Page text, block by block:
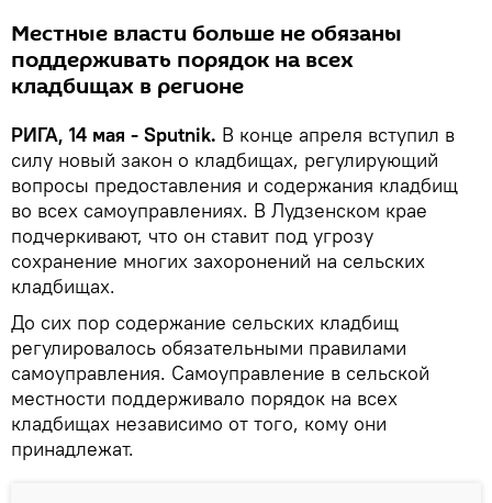
Местные власти больше не обязаны
поддерживать порядок на всех
кладбищах в регионе
РИГА, 14 мая - Sputnik. В конце апреля вступил в
силу новый закон о кладбищах, регулирующий
вопросы предоставления и содержания кладбищ
во всех самоуправлениях. В Лудзенском крае
подчеркивают, что он ставит под угрозу
сохранение многих захоронений на сельских
кладбищах.
До сих пор содержание сельских кладбищ
регулировалось обязательными правилами
самоуправления. Самоуправление в сельской
местности поддерживало порядок на всех
кладбищах независимо от того, кому они
принадлежат.